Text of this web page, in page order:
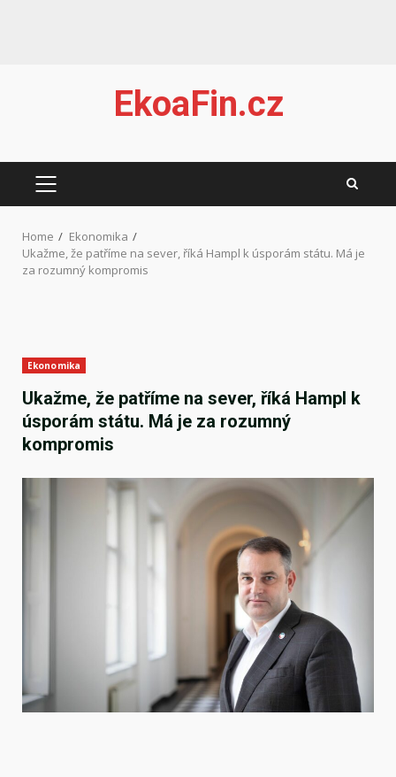
EkoaFin.cz
PRIMARY
Home
Ekonomika
Ukažme, že patříme na sever, říká Hampl k úsporám státu. Má je
za rozumný kompromis
Ekonomika
Ukažme, že patříme na sever, říká Hampl k
úsporám státu. Má je za rozumný
kompromis